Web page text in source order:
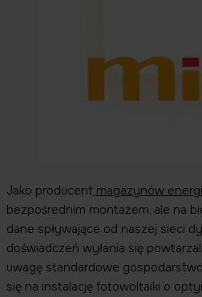
Jako producent magazynów
bezpośrednim montażem, ale na
dane spływające od naszej sieci
doświadczeń wyłania się
uwagę standardowe
się na instalację fotowoltaiki o